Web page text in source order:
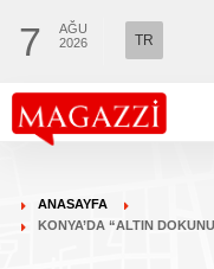
7
AĞU
2026
TR
ANASAYFA
KONYA’DA “ALTIN